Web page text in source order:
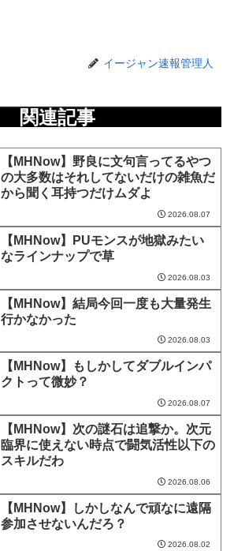
イージャン速報管理人
関連記事
【MHNow】野良に文句言ってるやつ
の大多数はそれしてないだけの雑魚だ
から聞く耳持つだけムダよ
2026.08.07
【MHNow】PUモンスが地獄みたい
なラインナップで草
2026.08.03
【MHNow】結局今回一度も大量発生
行かなかった
2026.08.03
【MHNow】もしかしてダブルインパ
クトって微妙？
2026.08.07
【MHNow】次の謎石は追撃か。次元
臨界に使えない時点で闘気活性以下の
スキルだわ
2026.08.06
【MHNow】しかしなんで頑なに遠隔
参加させないんだろ？
2026.08.02